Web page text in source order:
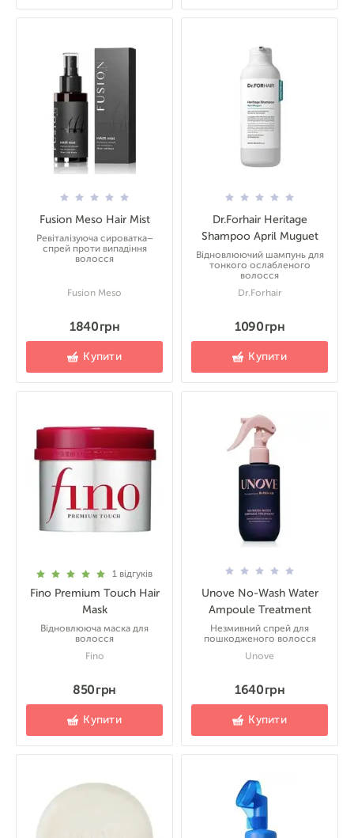
Fusion Meso Hair Mist
Ревіталізуюча сироватка–
спрей проти випадіння
волосся
Fusion Meso
1840 грн
Купити
Dr.Forhair Heritage
Shampoo April Muguet
Відновлюючий шампунь для
тонкого ослабленого
волосся
Dr.Forhair
1090 грн
Купити
1 відгуків
Fino Premium Touch Hair
Mask
Відновлююча маска для
волосся
Fino
850 грн
Купити
Unove No-Wash Water
Ampoule Treatment
Незмивний спрей для
пошкодженого волосся
Unove
1640 грн
Купити